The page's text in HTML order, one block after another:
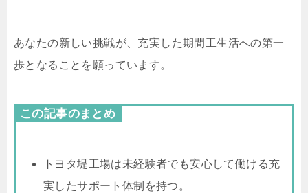
あなたの新しい挑戦が、充実した期間工生活への第一
歩となることを願っています。
この記事のまとめ
トヨタ堤工場は未経験者でも安心して働ける充
実したサポート体制を持つ。